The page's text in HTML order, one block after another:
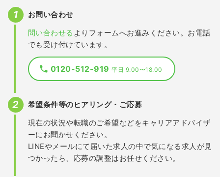
お問い合わせ
問い合わせる よりフォームへお進みください。お電話
でも受け付けています。
0120-512-919平日 9:00〜18:00
希望条件等のヒアリング・ご応募
現在の状況や転職のご希望などをキャリアアドバイザ
ーにお聞かせください。
LINEやメールにて届いた求人の中で気になる求人が見
つかったら、応募の調整はお任せください。